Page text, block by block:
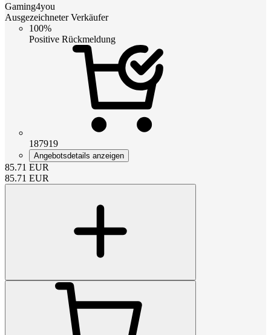
Gaming4you
Ausgezeichneter Verkäufer
100%
Positive Rückmeldung
187919
Angebotsdetails anzeigen
85.71 EUR
85.71 EUR